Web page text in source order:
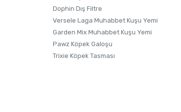
Dophin Dış Filtre
Versele Laga Muhabbet Kuşu Yemi
Garden Mix Muhabbet Kuşu Yemi
Pawz Köpek Galoşu
Trixie Köpek Tasması